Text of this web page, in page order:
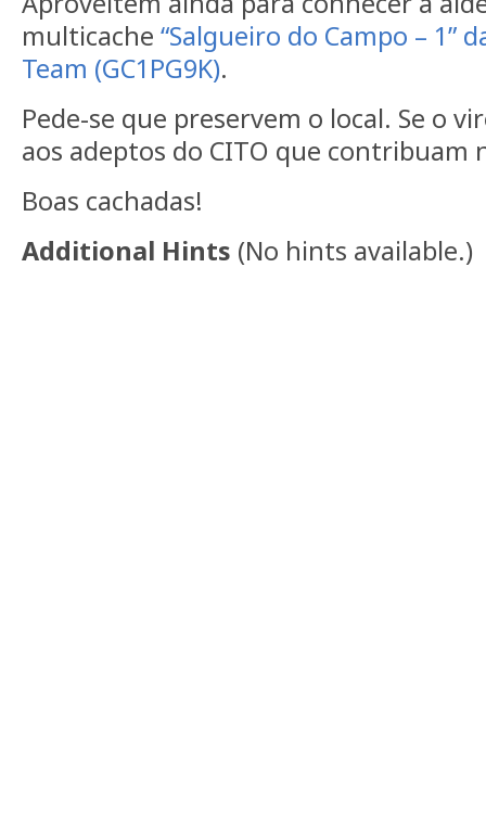
multicache “Salgueiro do Campo – 1”
Team (GC1PG9K).
Pede-se que preservem o local. Se o
aos adeptos do CITO que contribuam
Boas cachadas!
Additional Hints (No hints available.)